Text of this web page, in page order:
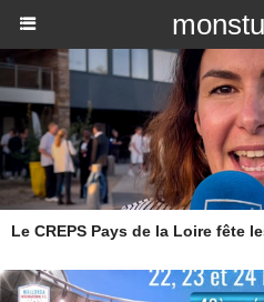
Le CREPS Pays de la Loire fête